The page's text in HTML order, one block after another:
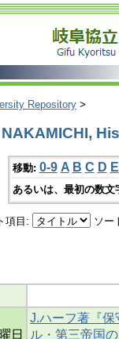
Repository >
NAKAMICHI,
移動: 0-9 A B C D E
あるいは、最初の数
項目: ソー
日
J.ハーフ著『保
ル・第三帝国